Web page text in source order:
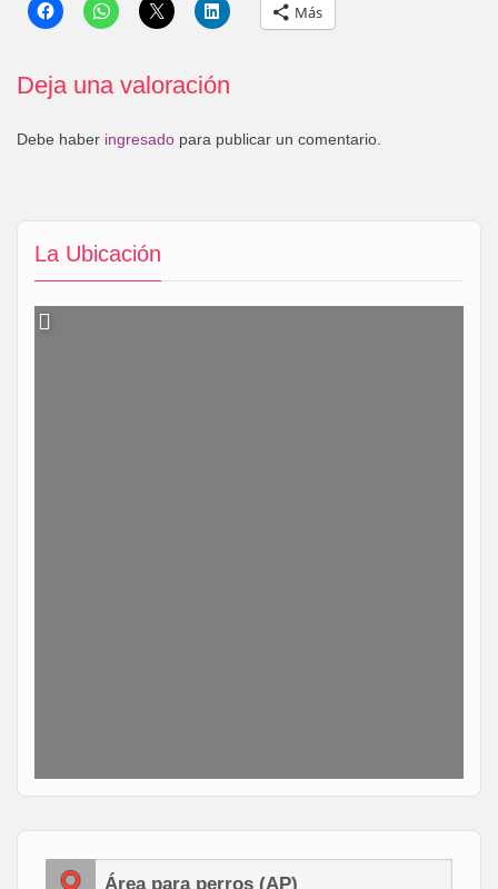
La Ubicación
Área para perros (AP)
Más
Deja una valoración
Debe haber ingresado para publicar un comentario.